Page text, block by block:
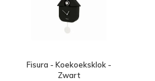
Fisura - Koekoeksklok -
Zwart